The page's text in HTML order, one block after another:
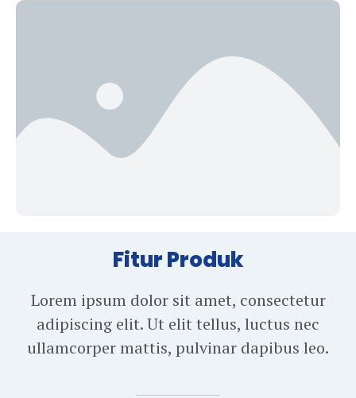
Fitur Produk
Lorem ipsum dolor sit amet, consectetur
adipiscing elit. Ut elit tellus, luctus nec
ullamcorper mattis, pulvinar dapibus leo.